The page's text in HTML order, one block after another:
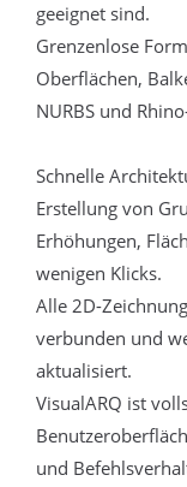
geeignet sind.
Grenzenlose
Oberflächen,
NURBS und
Schnelle
Erstellung von
Erhöhungen,
wenigen Klicks.
Alle 2D-
verbunden und
aktualisiert.
VisualARQ ist
und